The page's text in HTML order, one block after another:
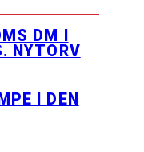
DM I
NYTORV
I DEN